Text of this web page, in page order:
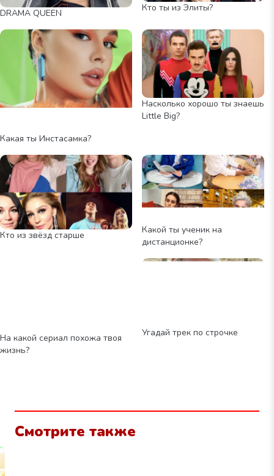
DRAMA QUEEN Кто ты из Элиты?
ИСТОЧНИК:
https://vk.com/samkamusic
Какая ты Инстасамка?
Насколько хорошо ты знаешь
Little Big?
Кто из звёзд старше
Какой ты ученик на
дистанционке?
На какой сериал похожа твоя
жизнь?
Угадай трек по строчке
Смотрите также